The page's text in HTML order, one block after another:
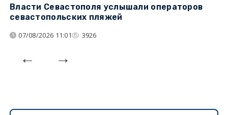
Власти Севастополя услышали операторов
севастопольских пляжей
07/08/2026 11:01 3926